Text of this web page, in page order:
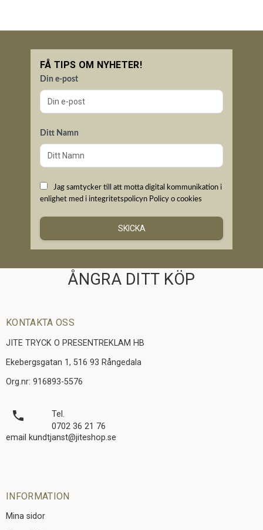
FÅ TIPS OM NYHETER!
Din e-post
Ditt Namn
Jag samtycker till att motta digital kommunikation i
enlighet med i integritetspolicyn Policy o cookies
SKICKA
ÅNGRA DITT KÖP
KONTAKTA OSS
JITE TRYCK O PRESENTREKLAM HB
Ekebergsgatan 1, 516 93 Rångedala
Org.nr: 916893-5576
local_phone
Tel.
0702 36 21 76
email kundtjanst@jiteshop.se
INFORMATION
Mina sidor